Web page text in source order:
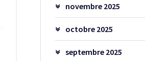
novembre 2025
octobre 2025
septembre 2025